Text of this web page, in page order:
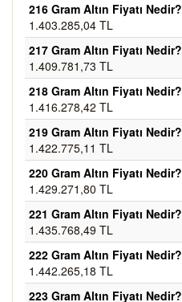
216 Gram Altın Fiyatı Nedir?
1.403.285,04 TL
217 Gram Altın Fiyatı Nedir?
1.409.781,73 TL
218 Gram Altın Fiyatı Nedir?
1.416.278,42 TL
219 Gram Altın Fiyatı Nedir?
1.422.775,11 TL
220 Gram Altın Fiyatı Nedir?
1.429.271,80 TL
221 Gram Altın Fiyatı Nedir?
1.435.768,49 TL
222 Gram Altın Fiyatı Nedir?
1.442.265,18 TL
223 Gram Altın Fiyatı Nedir?